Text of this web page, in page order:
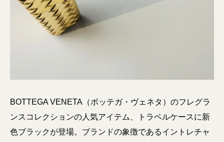
BOTTEGA VENETA（ボッテガ・ヴェネタ）のフレグラ
ンスコレクションの人気アイテム、トラベルケースに新
色ブラックが登場。ブランドの象徴であるイントレチャ